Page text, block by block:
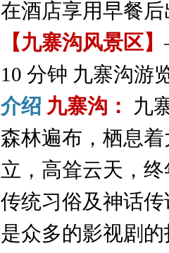
在酒店享用早餐
【九寨沟风景区】
10 分钟 九寨沟游
介绍 九寨沟： 九
森林遍布，栖息
立，高耸云天，
传统习俗及神话
是众多的影视剧